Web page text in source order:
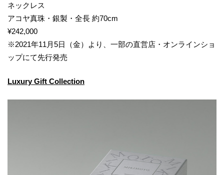
ネックレス
アコヤ真珠・銀製・全長 約70cm
¥242,000
※2021年11月5日（金）より、一部の直営店・オンラインショ
ップにて先行発売
Luxury Gift Collection